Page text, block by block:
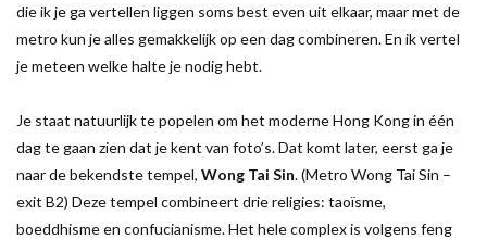
die ik je ga vertellen liggen soms best even uit elkaar, maar met de
metro kun je alles gemakkelijk op een dag combineren. En ik vertel
je meteen welke halte je nodig hebt.
Je staat natuurlijk te popelen om het moderne Hong Kong in één
dag te gaan zien dat je kent van foto’s. Dat komt later, eerst ga je
naar de bekendste tempel, Wong Tai Sin. (Metro Wong Tai Sin –
exit B2) Deze tempel combineert drie religies: taoïsme,
boeddhisme en confucianisme. Het hele complex is volgens feng